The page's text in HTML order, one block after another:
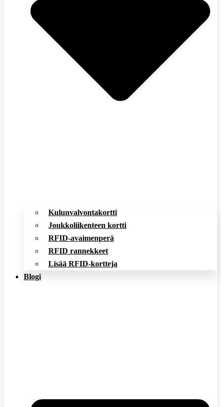
Kulunvalvontakortti
Joukkoliikenteen kortti
RFID-avaimenperä
RFID rannekkeet
Lisää RFID-kortteja
Blogi